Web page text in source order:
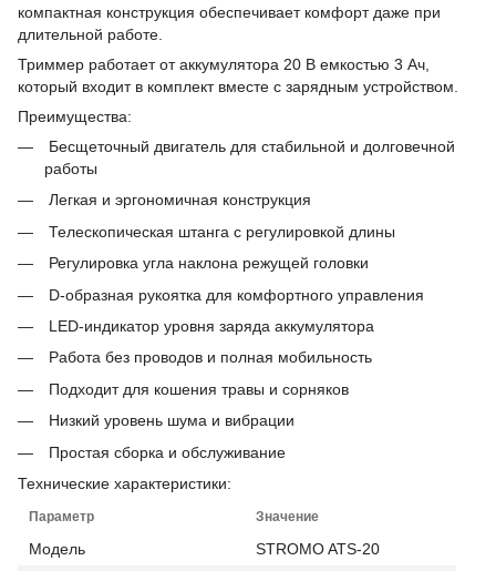
компактная конструкция обеспечивает комфорт даже при
длительной работе.
Триммер работает от аккумулятора 20 В емкостью 3 Ач,
который входит в комплект вместе с зарядным устройством.
Преимущества:
Бесщеточный двигатель для стабильной и долговечной
работы
Легкая и эргономичная конструкция
Телескопическая штанга с регулировкой длины
Регулировка угла наклона режущей головки
D-образная рукоятка для комфортного управления
LED-индикатор уровня заряда аккумулятора
Работа без проводов и полная мобильность
Подходит для кошения травы и сорняков
Низкий уровень шума и вибрации
Простая сборка и обслуживание
Технические характеристики:
Параметр Значение
Модель
STROMO ATS-20